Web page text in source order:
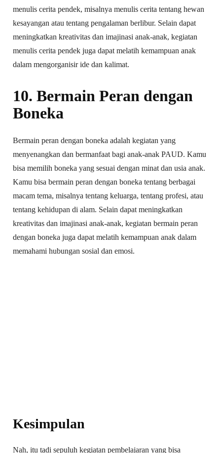
menulis cerita pendek, misalnya menulis cerita tentang hewan
kesayangan atau tentang pengalaman berlibur. Selain dapat
meningkatkan kreativitas dan imajinasi anak-anak, kegiatan
menulis cerita pendek juga dapat melatih kemampuan anak
dalam mengorganisir ide dan kalimat.
10. Bermain Peran dengan
Boneka
Bermain peran dengan boneka adalah kegiatan yang
menyenangkan dan bermanfaat bagi anak-anak PAUD. Kamu
bisa memilih boneka yang sesuai dengan minat dan usia anak.
Kamu bisa bermain peran dengan boneka tentang berbagai
macam tema, misalnya tentang keluarga, tentang profesi, atau
tentang kehidupan di alam. Selain dapat meningkatkan
kreativitas dan imajinasi anak-anak, kegiatan bermain peran
dengan boneka juga dapat melatih kemampuan anak dalam
memahami hubungan sosial dan emosi.
Kesimpulan
Nah, itu tadi sepuluh kegiatan pembelajaran yang bisa